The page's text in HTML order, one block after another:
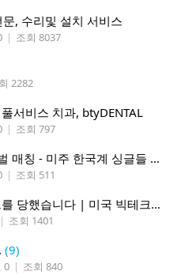
, 수리및 설치 서비스
| 조회 8037
2282
서비스 치과, btyDENTAL
| 조회 797
Couple.net 1:1 50만쌍 글로벌 매칭 - 미주 한국계 싱글들 모이세요
| 조회 511
남편이 하루 아침에 레이오프를 당했습니다 | 미국 빅테크의 현실
| 조회 1401
(9)
0 | 조회 840